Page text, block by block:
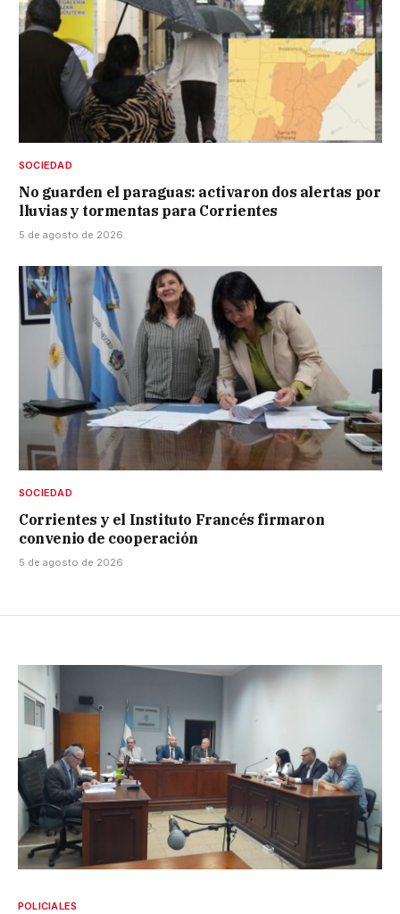
SOCIEDAD
No guarden el paraguas: activaron dos alertas por
lluvias y tormentas para Corrientes
5 de agosto de 2026
SOCIEDAD
Corrientes y el Instituto Francés firmaron
convenio de cooperación
5 de agosto de 2026
POLICIALES